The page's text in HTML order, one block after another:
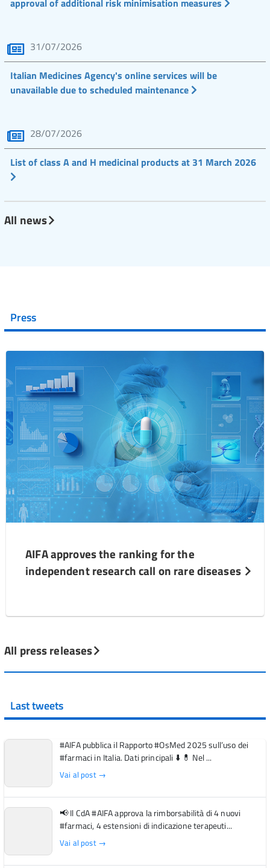
approval of additional risk minimisation measures
31/07/2026
Italian Medicines Agency's online services will be
unavailable due to scheduled maintenance
28/07/2026
List of class A and H medicinal products at 31 March 2026
All news
Press
AIFA approves the ranking for the
independent research call on rare diseases
All press releases
Last tweets
#AIFA pubblica il Rapporto #OsMed 2025 sull’uso dei
#farmaci in Italia. Dati principali ⬇️ 💊 Nel ...
Vai al post →
📢 Il CdA #AIFA approva la rimborsabilità di 4 nuovi
#farmaci, 4 estensioni di indicazione terapeuti...
Vai al post →